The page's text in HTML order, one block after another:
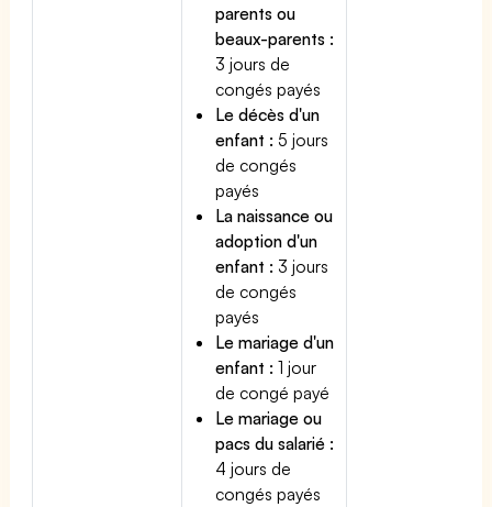
parents ou
beaux-parents :
3 jours de
congés payés
Le décès d'un
enfant : 5 jours
de congés
payés
La naissance ou
adoption d'un
enfant : 3 jours
de congés
payés
Le mariage d'un
enfant : 1 jour
de congé payé
Le mariage ou
pacs du salarié :
4 jours de
congés payés